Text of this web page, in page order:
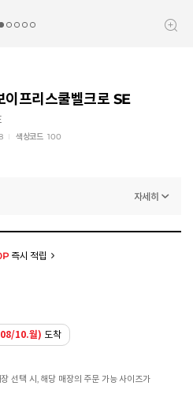
이프리스쿨벨크로 SE
색상코드 100
자세히
금액과는 차이가 있을 수 있습니다.
즉시 적립
10.월) 도착
선택 시, 해당 매장의 주문 가능 사이즈가